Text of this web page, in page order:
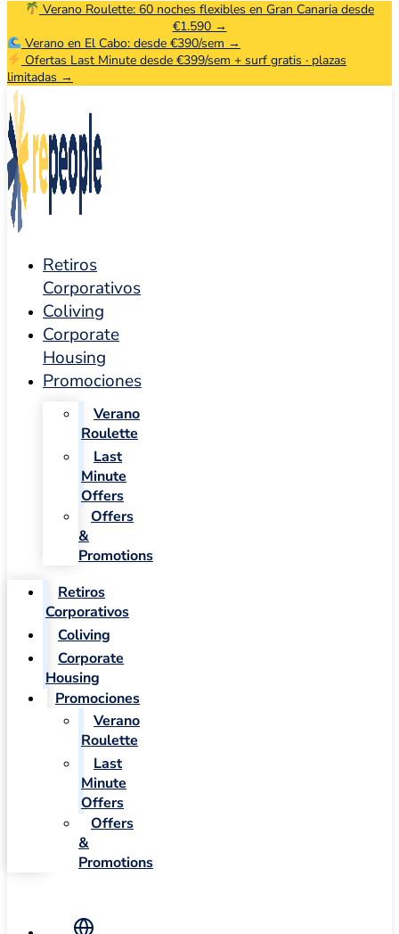
Verano Roulette: 60 noches flexibles en Gran Canaria desde
€1.590 →
Verano en El Cabo: desde €390/sem →
Ofertas Last Minute desde €399/sem + surf gratis · plazas
limitadas →
Retiros
Corporativos
Coliving
Corporate
Housing
Promociones
Verano
Roulette
Last
Minute
Offers
Offers
&
Promotions
Retiros
Corporativos
Coliving
Corporate
Housing
Promociones
Verano
Roulette
Last
Minute
Offers
Offers
&
Promotions